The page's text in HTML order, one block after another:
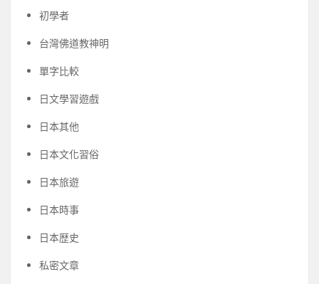
初學者
台灣佛道教神明
單字比較
日文學習遊戲
日本其他
日本文化習俗
日本旅遊
日本時事
日本歴史
私密文章